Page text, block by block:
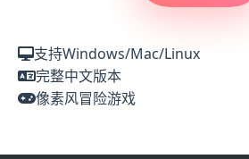
支持Windows/Mac/Linux
完整中文版本
像素风冒险游戏